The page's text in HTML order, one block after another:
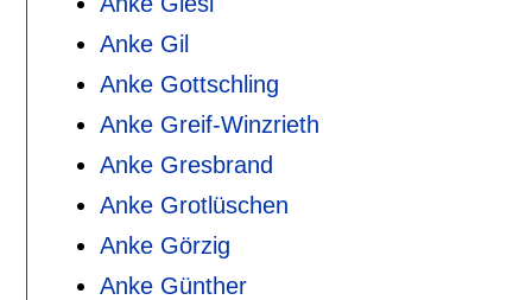
Anke Gil
Anke Gottschling
Anke Greif-Winzrieth
Anke Gresbrand
Anke Grotlüschen
Anke Görzig
Anke Günther